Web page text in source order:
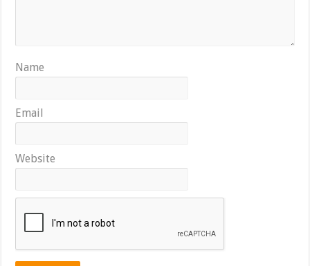
Name
Email
Website